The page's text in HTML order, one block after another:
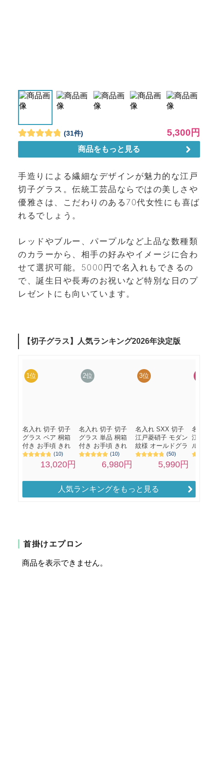
手造りによる繊細なデザインが魅力的な江戸
切子グラス。伝統工芸品ならではの美しさや
優雅さは、こだわりのある70代女性にも喜ば
れるでしょう。
レッドやブルー、パープルなど上品な数種類
のカラーから、相手の好みやイメージに合わ
せて選択可能。5000円で名入れもできるの
で、誕生日や長寿のお祝いなど特別な日のプ
レゼントにも向いています。
人気ランキングをもっと見る
首掛けエプロン